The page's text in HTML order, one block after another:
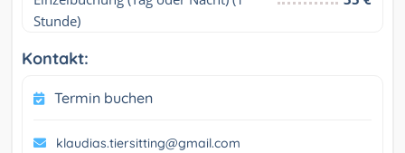
Stunde)
Kontakt:
Termin buchen
klaudias.tiersitting@gmail.com